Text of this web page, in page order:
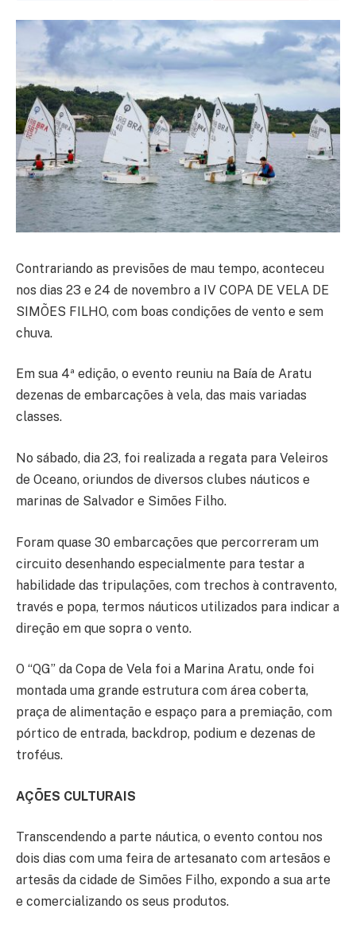
Contrariando as previsões de mau tempo, aconteceu
nos dias 23 e 24 de novembro a IV COPA DE VELA DE
SIMÕES FILHO, com boas condições de vento e sem
chuva.
Em sua 4ª edição, o evento reuniu na Baía de Aratu
dezenas de embarcações à vela, das mais variadas
classes.
No sábado, dia 23, foi realizada a regata para Veleiros
de Oceano, oriundos de diversos clubes náuticos e
marinas de Salvador e Simões Filho.
Foram quase 30 embarcações que percorreram um
circuito desenhando especialmente para testar a
habilidade das tripulações, com trechos à contravento,
través e popa, termos náuticos utilizados para indicar a
direção em que sopra o vento.
O “QG” da Copa de Vela foi a Marina Aratu, onde foi
montada uma grande estrutura com área coberta,
praça de alimentação e espaço para a premiação, com
pórtico de entrada, backdrop, podium e dezenas de
troféus.
AÇÕES CULTURAIS
Transcendendo a parte náutica, o evento contou nos
dois dias com uma feira de artesanato com artesãos e
artesãs da cidade de Simões Filho, expondo a sua arte
e comercializando os seus produtos.